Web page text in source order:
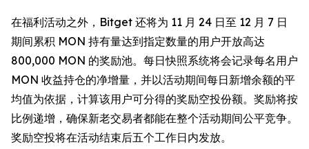
在福利活动之外，Bitget 还将为 11 月 24 日至 12 月 7 日
期间累积 MON 持有量达到指定数量的用户开放高达
800,000 MON 的奖励池。每日快照系统将会记录每名用户
MON 收益持仓的净增量，并以活动期间每日新增余额的平
均值为依据，计算该用户可分得的奖励空投份额。奖励将按
比例递增，确保新老交易者都能在整个活动期间公平竞争。
奖励空投将在活动结束后五个工作日内发放。